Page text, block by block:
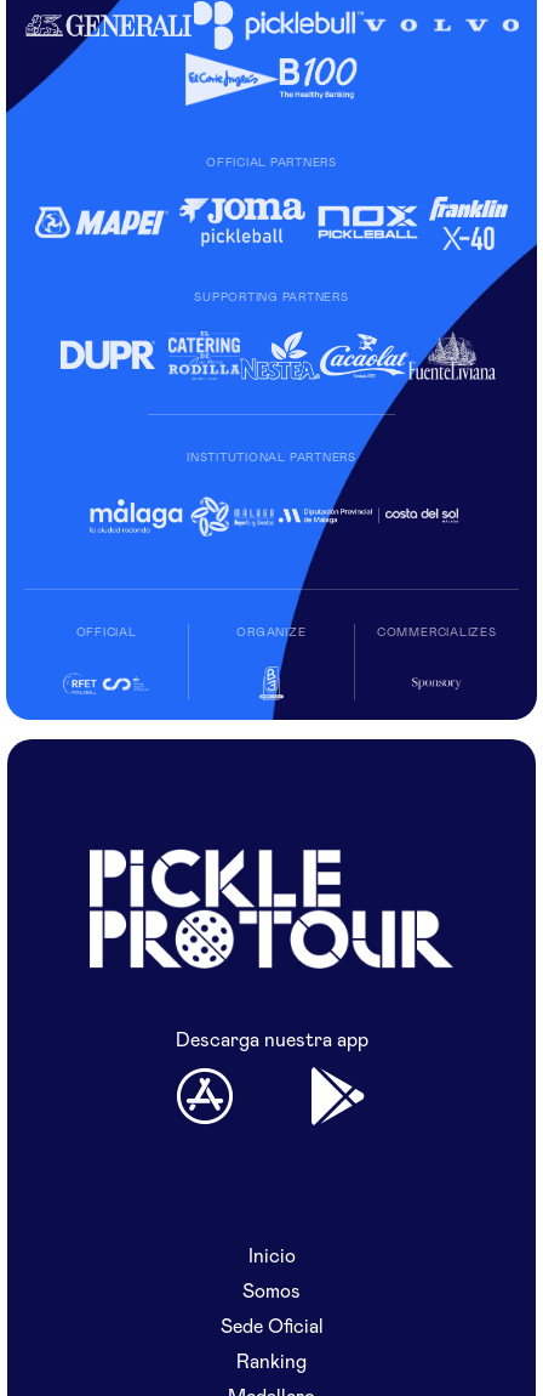
OFFICIAL PARTNERS
SUPPORTING PARTNERS
INSTITUTIONAL PARTNERS
OFFICIAL ORGANIZE COMMERCIALIZES
Descarga nuestra app
Inicio
Somos
Sede Oficial
Ranking